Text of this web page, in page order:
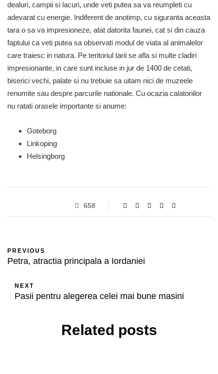
dealuri, campii si lacuri, unde veti putea sa va reumpleti cu
adevarat cu energie. Indiferent de anotimp, cu siguranta aceasta
tara o sa va impresioneze, atat datorita faunei, cat si din cauza
faptului ca veti putea sa observati modul de viata al animalelor
care traiesc in natura. Pe teritoriul tarii se afla si multe cladiri
impresionante, in care sunt incluse in jur de 1400 de cetati,
biserici vechi, palate si nu trebuie sa uitam nici de muzeele
renumite sau despre parcurile nationale. Cu ocazia calatoriilor
nu ratati orasele importante si anume:
Goteborg
Linkoping
Helsingborg
658
PREVIOUS
Petra, atractia principala a Iordaniei
NEXT
Pasii pentru alegerea celei mai bune masini
Related posts